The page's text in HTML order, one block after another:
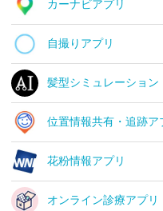
カーナビアプリ
自撮りアプリ
髪型シミュレーション
位置情報共有・追跡ア
花粉情報アプリ
オンライン診療アプリ